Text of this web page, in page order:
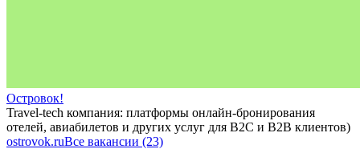
Островок!
Travel-tech компания: платформы онлайн-бронирования
отелей, авиабилетов и других услуг для B2C и B2B клиентов)
ostrovok.ruВсе вакансии (23)